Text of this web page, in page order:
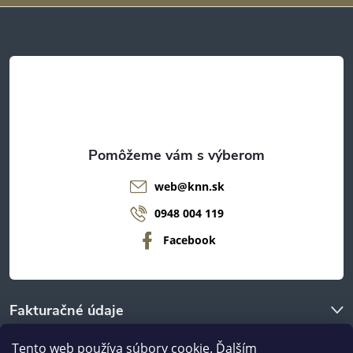
Tento web používa súbory cookie. Ďalším
t
Fakturačné údaje
web@knn.sk
0948 004 119
Facebook